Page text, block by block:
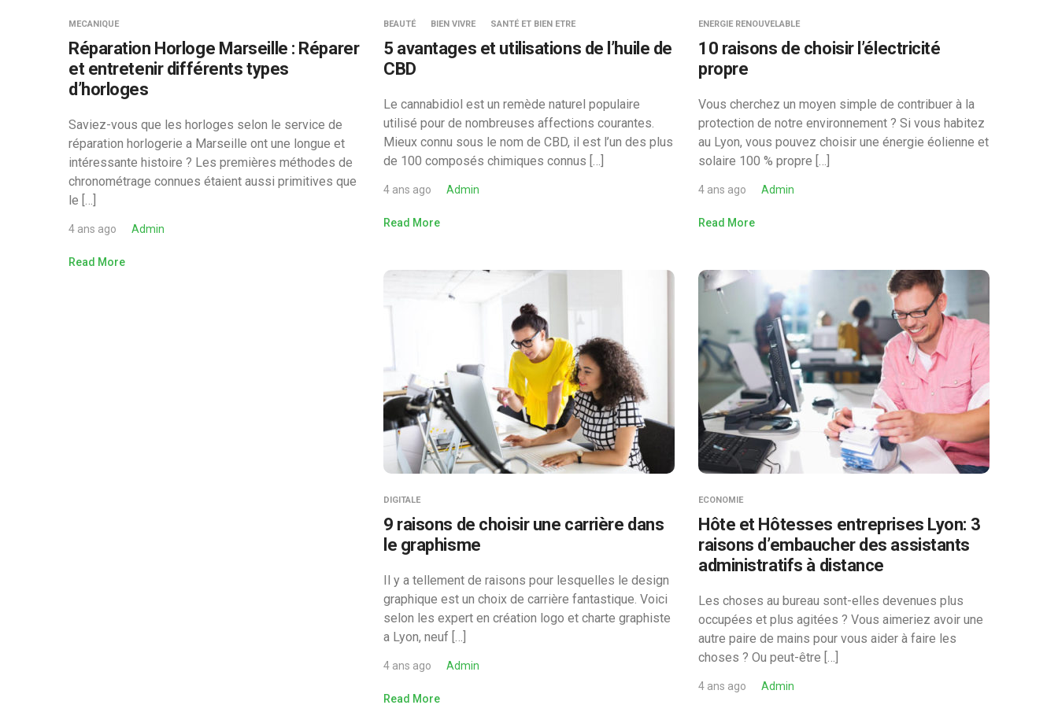
MECANIQUE
Réparation Horloge Marseille : Réparer
et entretenir différents types
d’horloges
Saviez-vous que les horloges selon le service de
réparation horlogerie a Marseille ont une longue et
intéressante histoire ? Les premières méthodes de
chronométrage connues étaient aussi primitives que
le […]
4 ans ago Admin
Read More
BEAUTÉ BIEN VIVRE SANTÉ ET BIEN ETRE
5 avantages et utilisations de l’huile de
CBD
Le cannabidiol est un remède naturel populaire
utilisé pour de nombreuses affections courantes.
Mieux connu sous le nom de CBD, il est l’un des plus
de 100 composés chimiques connus […]
4 ans ago Admin
Read More
ENERGIE RENOUVELABLE
10 raisons de choisir l’électricité
propre
Vous cherchez un moyen simple de contribuer à la
protection de notre environnement ? Si vous habitez
au Lyon, vous pouvez choisir une énergie éolienne et
solaire 100 % propre […]
4 ans ago Admin
Read More
DIGITALE
9 raisons de choisir une carrière dans
le graphisme
Il y a tellement de raisons pour lesquelles le design
graphique est un choix de carrière fantastique. Voici
selon les expert en création logo et charte graphiste
a Lyon, neuf […]
4 ans ago Admin
Read More
ECONOMIE
Hôte et Hôtesses entreprises Lyon: 3
raisons d’embaucher des assistants
administratifs à distance
Les choses au bureau sont-elles devenues plus
occupées et plus agitées ? Vous aimeriez avoir une
autre paire de mains pour vous aider à faire les
choses ? Ou peut-être […]
4 ans ago Admin